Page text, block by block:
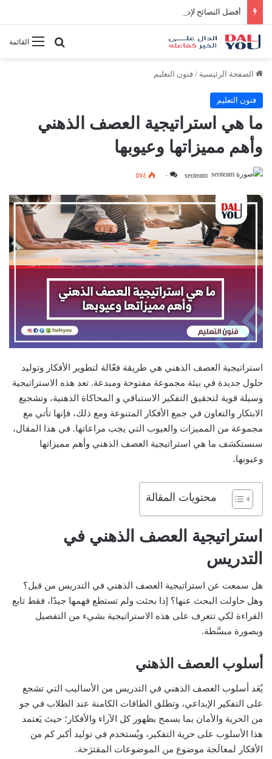
أفضل النصائح لإدارة الوقت بفعالية
القائمةبحث عن
الصفحة الرئيسية / فنون التعليم
فنون التعليم
ما هي استراتيجية العصف الذهني
وأهم مميزاتها وعيوبها
seoteam ٠ ٥٧٤
استراتيجية العصف الذهني هي طريقة فعّالة لتطوير الأفكار وتوليد
حلول جديدة في بيئة مجموعة مفتوحة ومبدعة. تعد هذه الاستراتيجية
وسيلة قوية لتحقيق التفكير الاستباقي و المحاكاة الذهنية، وتشجيع
الابتكار والتعاون في جمع الأفكار المتنوعة ومع ذلك، فإنها تأتي مع
مجموعة من المميزات والعيوب التي يجب مراعاتها. في هذا المقال،
سنستكشف ما هي استراتيجية العصف الذهني وأهم مميزاتها
وعيوبها.
محتويات المقالة
استراتيجية العصف الذهني في
التدريس
هل سمعت عن استراتيجية العصف الذهني في التدريس من قبل؟
وهل حاولت البحث عنها؟ إذا بحثت ولم تستطع فهمها جيدًا، فقط تابع
القراءة لكي تتعرف على هذه الاستراتيجية بشيء من التفصيل
وبصورة مبسَّطة.
أسلوب العصف الذهني
يُعَد أسلوب العصف الذهني في التدريس من الأساليب التي تشجع
على التفكير الإبداعي، وتطلق الطاقات الكامنة عند الطلاب في جو
من الحرية والأمان بما يسمح بظهور كل الآراء والأفكار؛ حيث يَعتمد
هذا الأسلوب على حرية التفكير، ويُستخدم في توليد أكبر كم من
الأفكار لمعالَجة موضوع من الموضوعات المقترَحة.